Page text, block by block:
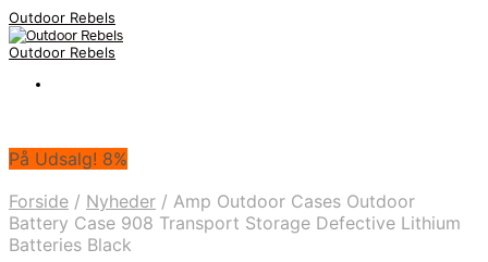
Outdoor Rebels
Outdoor Rebels
På Udsalg! 8%
Forside / Nyheder / Amp Outdoor Cases Outdoor
Battery Case 908 Transport Storage Defective Lithium
Batteries Black